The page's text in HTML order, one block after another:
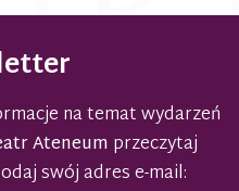
na temat wydarzeń
Ateneum przeczytaj
swój adres e-mail: